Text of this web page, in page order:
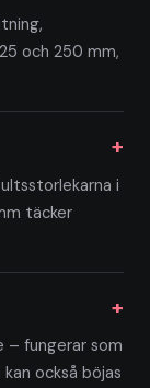
och 250 mm,
i
täcker
– fungerar som
också böjas